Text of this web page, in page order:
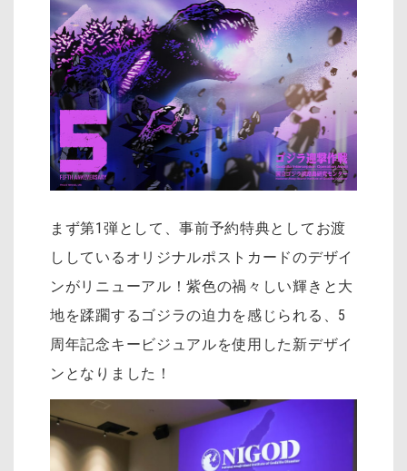
まず第1弾として、事前予約特典としてお渡
ししているオリジナルポストカードのデザイ
ンがリニューアル！紫色の禍々しい輝きと大
地を蹂躙するゴジラの迫力を感じられる、5
周年記念キービジュアルを使用した新デザイ
ンとなりました！